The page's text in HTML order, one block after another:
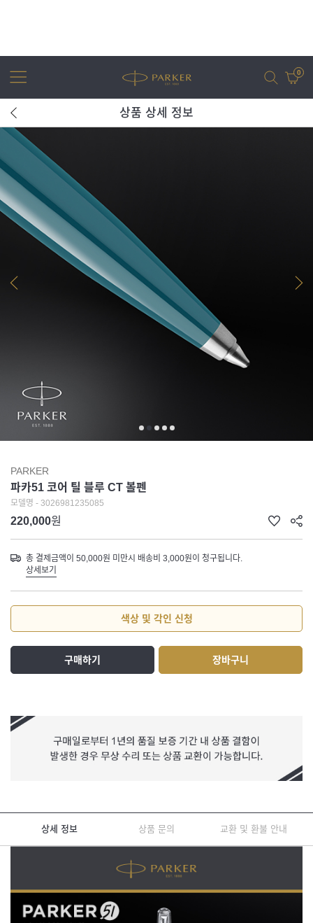
0
어번
상품 상세 정보
PARKER
파카51 코어 틸 블루 CT 볼펜
모델명 - 3026981235085
220,000원
총 결제금액이 50,000원 미만시 배송비 3,000원이 청구됩니다.
상세보기
색상 및 각인 신청
구매하기 장바구니
상세 정보 상품 문의 교환 및 환불 안내